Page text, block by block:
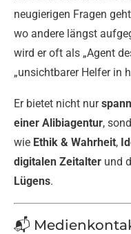
neugierigen Fragen
wo andere längst
wird er oft als „Agent
„unsichtbarer Helfer in
Er bietet nicht nur
einer Alibiagentur,
wie Ethik & Wahrheit,
digitalen Zeitalter und
Lügens.
📬